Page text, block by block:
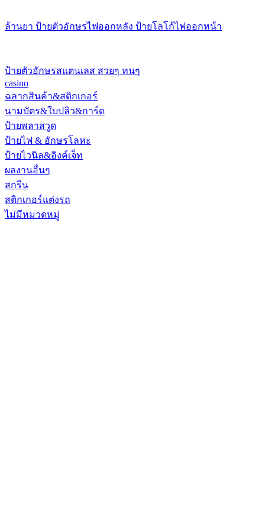
ล้านยา ป้ายตัวอักษรไฟออกหลัง ป้ายโลโก้ไฟออกหน้า
ป้ายตัวอักษรสแตนเลส สวยๆ ทนๆ
casino
ฉลากสินค้า&สติกเกอร์
นามบัตร&ใบปลิว&การ์ด
ป้ายพลาสวูด
ป้ายไฟ & อักษรโลหะ
ป้ายไวนิล&อิงค์เจ็ท
ผลงานอื่นๆ
สกรีน
สติกเกอร์แต่งรถ
ไม่มีหมวดหมู่